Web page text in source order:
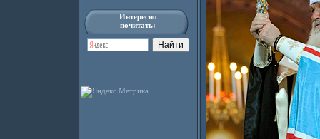
Интересно
почитать: